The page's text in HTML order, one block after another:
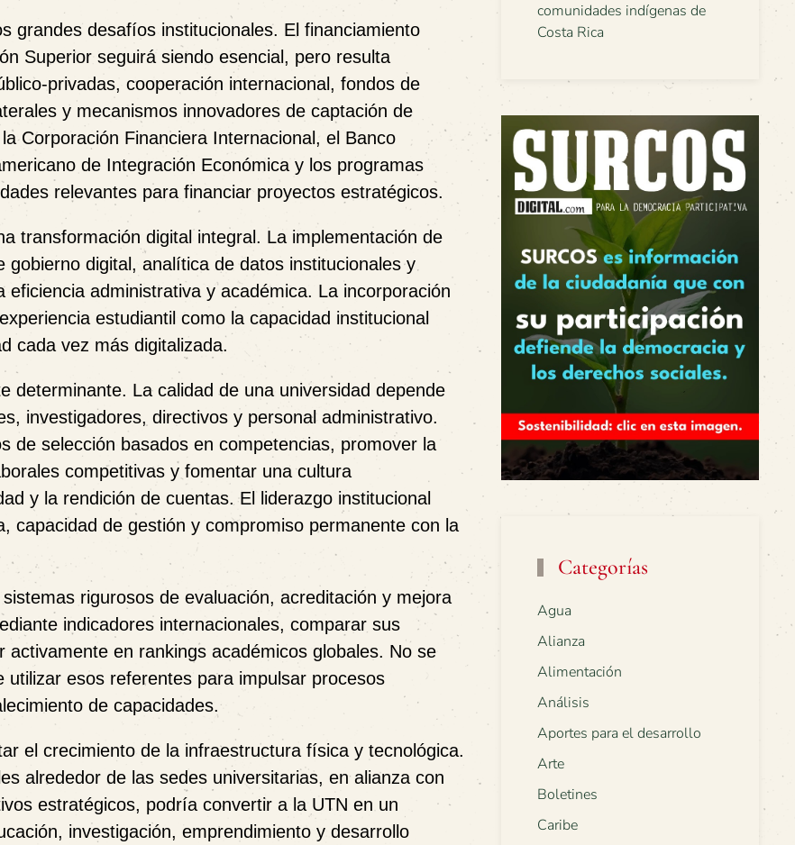
grandes desafíos institucionales. El financiamiento
Superior seguirá siendo esencial, pero resulta
privadas, cooperación internacional, fondos de
y mecanismos innovadores de captación de
Corporación Financiera Internacional, el Banco
de Integración Económica y los programas
relevantes para financiar proyectos estratégicos.
transformación digital integral. La implementación de
digital, analítica de datos institucionales y
administrativa y académica. La incorporación
estudiantil como la capacidad institucional
cada vez más digitalizada.
determinante. La calidad de una universidad depende
investigadores, directivos y personal administrativo.
de selección basados en competencias, promover la
competitivas y fomentar una cultura
y la rendición de cuentas. El liderazgo institucional
capacidad de gestión y compromiso permanente con la
rigurosos de evaluación, acreditación y mejora
indicadores internacionales, comparar sus
en rankings académicos globales. No se
esos referentes para impulsar procesos
de capacidades.
el crecimiento de la infraestructura física y tecnológica.
alrededor de las sedes universitarias, en alianza con
estratégicos, podría convertir a la UTN en un
investigación, emprendimiento y desarrollo
comunidades indígenas de
Costa Rica
Categorías
Agua
Alianza
Alimentación
Análisis
Aportes para el desarrollo
Arte
Boletines
Caribe